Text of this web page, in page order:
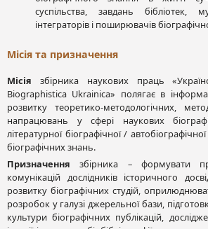
суспільства, завдань бібліотек,
інтеграторів і поширювачів
Місія та призначення
Місія
збірника наукових праць
Biographistica Ukrainica» полягає в
розвитку теоретико-методологічних,
напрацювань у сфері наукових
літературної біографічної /
біографічних знань.
Призначеннязбірника – формувати
комунікацій дослідників історичного
розвитку біографічних студій,
розробок у галузі джерельної бази,
культури біографічних публікацій,